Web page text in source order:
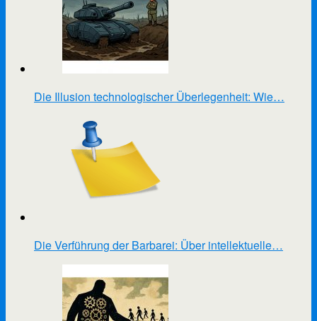
Die Illusion technologischer Überlegenheit: Wie…
Die Verführung der Barbarei: Über intellektuelle…